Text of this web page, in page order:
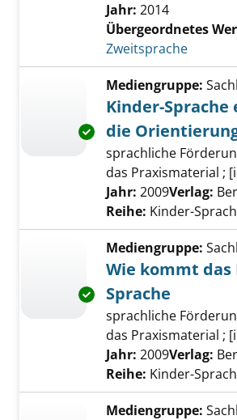
Jahr: 2014
Übergeordnetes
Zweitsprache
Exemplar-Details von
Mediengruppe:
Kinder-Sprache
die
sprachliche
das Praxismaterial ;
Suche nach diesem
Jahr: 2009Verlag:
Reihe: Kinder-
Exemplar-Details von
Mediengruppe:
Wie kommt das
Sprache
sprachliche
das Praxismaterial ;
Suche nach diesem
Jahr: 2009Verlag:
Reihe: Kinder-
Mediengruppe: